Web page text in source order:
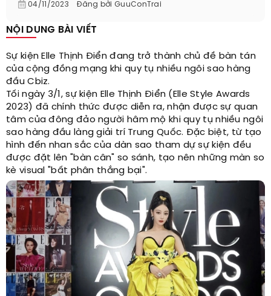
04/11/2023 Đăng bởi GuuConTrai
NỘI DUNG BÀI VIẾT
Sự kiện Elle Thịnh Điển đang trở thành chủ đề bàn tán
của cộng đồng mạng khi quy tụ nhiều ngôi sao hàng
đầu Cbiz.
Tối ngày 3/1, sự kiện Elle Thịnh Điển (Elle Style Awards
2023) đã chính thức được diễn ra, nhận được sự quan
tâm của đông đảo người hâm mộ khi quy tụ nhiều ngôi
sao hàng đầu làng giải trí Trung Quốc. Đặc biệt, từ tạo
hình đến nhan sắc của dàn sao tham dự sự kiện đều
được đặt lên "bàn cân" so sánh, tạo nên những màn so
kè visual "bất phân thắng bại".